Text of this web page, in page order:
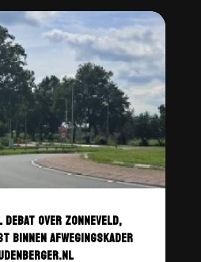
OVER ZONNEVELD,
BINNEN AFWEGINGSKADER